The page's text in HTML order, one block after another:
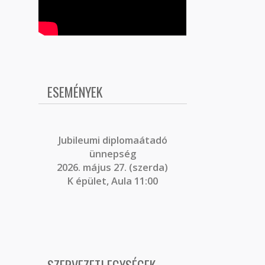
ESEMÉNYEK
Jubileumi diplomaátadó
ünnepség
2026. május 27. (szerda)
K épület, Aula 11:00